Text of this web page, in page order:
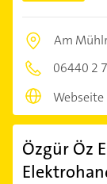
Am
06440 2
Webseite
Özgür Öz